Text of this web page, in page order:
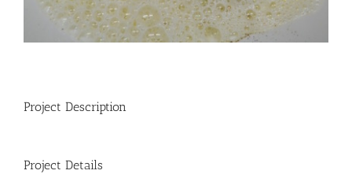
Project Description
Project Details